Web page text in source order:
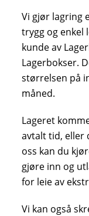
Vi gjør lagring
trygg og enkel
kunde av
Lagerbokser.
størrelsen på
måned.
Lageret
avtalt tid, eller
oss kan du
gjøre inn og
for leie av
Vi kan også